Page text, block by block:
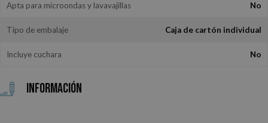
Apta para microondas y lavavajillas No
Tipo de embalaje Caja de cartón individual
Incluye cuchara No
Información